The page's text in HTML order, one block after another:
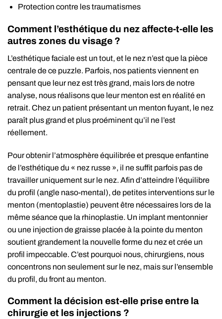
Protection contre les traumatismes
Comment l’esthétique du nez affecte-t-elle les
autres zones du visage ?
L’esthétique faciale est un tout, et le nez n’est que la pièce
centrale de ce puzzle. Parfois, nos patients viennent en
pensant que leur nez est très grand, mais lors de notre
analyse, nous réalisons que leur menton est en réalité en
retrait. Chez un patient présentant un menton fuyant, le nez
paraît plus grand et plus proéminent qu’il ne l’est
réellement.
Pour obtenir l’atmosphère équilibrée et presque enfantine
de l’esthétique du « nez russe », il ne suffit parfois pas de
travailler uniquement sur le nez. Afin d’atteindre l’équilibre
du profil (angle naso-mental), de petites interventions sur le
menton (mentoplastie) peuvent être nécessaires lors de la
même séance que la rhinoplastie. Un implant mentonnier
ou une injection de graisse placée à la pointe du menton
soutient grandement la nouvelle forme du nez et crée un
profil impeccable. C’est pourquoi nous, chirurgiens, nous
concentrons non seulement sur le nez, mais sur l’ensemble
du profil, du front au menton.
Comment la décision est-elle prise entre la
chirurgie et les injections ?